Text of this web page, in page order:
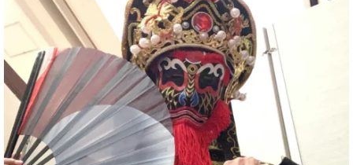
#和歌山県
#白浜町
#変面ショー
#イベント
#宴会
#余興
2 X